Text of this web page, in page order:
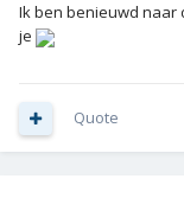
Ik ben benieuwd naar
je
Quote